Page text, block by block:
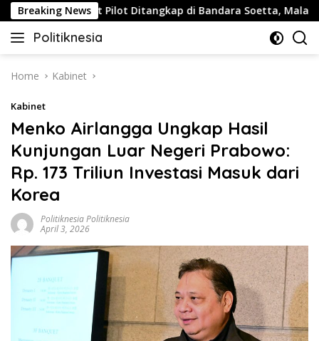
Skip
to
content
Breaking News
Buntut Pilot Ditangkap di Bandara Soetta, Malaysia
Politiknesia
Politiknesia.com
Home Kabinet
Kabinet
Menko Airlangga Ungkap Hasil
Kunjungan Luar Negeri Prabowo:
Rp. 173 Triliun Investasi Masuk dari
Korea
Politiknesia Politiknesia
April 3, 2026